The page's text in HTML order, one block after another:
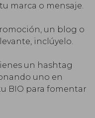
marca o mensaje.
un blog o
inclúyelo.
un hashtag
uno en
BIO para fomentar